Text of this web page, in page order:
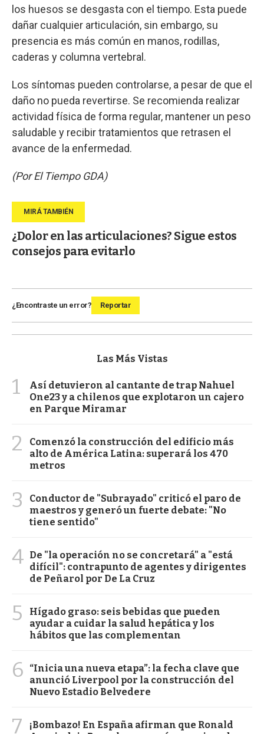
los huesos se desgasta con el tiempo. Esta puede
dañar cualquier articulación, sin embargo, su
presencia es más común en manos, rodillas,
caderas y columna vertebral.
Los síntomas pueden controlarse, a pesar de que el
daño no pueda revertirse. Se recomienda realizar
actividad física de forma regular, mantener un peso
saludable y recibir tratamientos que retrasen el
avance de la enfermedad.
(Por El Tiempo GDA)
¿Dolor en las articulaciones? Sigue estos
consejos para evitarlo
¿Encontraste un error? Reportar
Las Más Vistas
1
Así detuvieron al cantante de trap Nahuel
One23 y a chilenos que explotaron un cajero
en Parque Miramar
2
Comenzó la construcción del edificio más
alto de América Latina: superará los 470
metros
3
Conductor de "Subrayado" criticó el paro de
maestros y generó un fuerte debate: "No
tiene sentido"
4 De "la operación no se concretará" a "está
difícil": contrapunto de agentes y dirigentes
de Peñarol por De La Cruz
5
Hígado graso: seis bebidas que pueden
ayudar a cuidar la salud hepática y los
hábitos que las complementan
6
“Inicia una nueva etapa”: la fecha clave que
anunció Liverpool por la construcción del
Nuevo Estadio Belvedere
7
¡Bombazo! En España afirman que Ronald